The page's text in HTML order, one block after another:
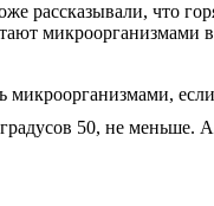
рассказывали, что
микроорганизмами
микроорганизмами,
50, не